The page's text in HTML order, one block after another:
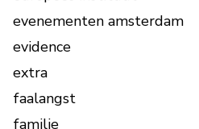
evenementen amsterdam
evidence
extra
faalangst
familie